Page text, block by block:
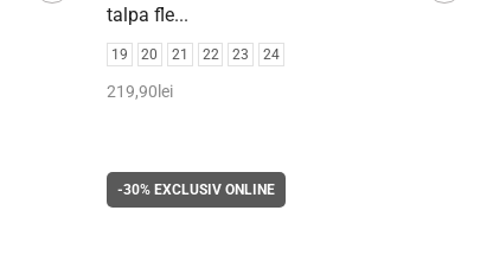
talpa fle...
19 20 21 22 23 24
219,90 lei
-30% EXCLUSIV ONLINE